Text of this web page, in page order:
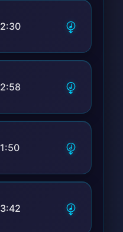
2:30
2:58
1:50
3:42